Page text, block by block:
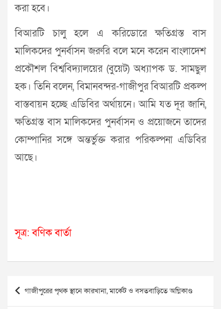
করা হবে।
বিআরটি চালু হলে এ করিডোরে ক্ষতিগ্রস্ত বাস
মালিকদের পুনর্বাসন জরুরি বলে মনে করেন বাংলাদেশ
প্রকৌশল বিশ্ববিদ্যালয়ের (বুয়েট) অধ্যাপক ড. সামছুল
হক। তিনি বলেন, বিমানবন্দর-গাজীপুর বিআরটি প্রকল্প
বাস্তবায়ন হচ্ছে এডিবির অর্থায়নে। আমি যত দূর জানি,
ক্ষতিগ্রস্ত বাস মালিকদের পুনর্বাসন ও প্রয়োজনে তাদের
কোম্পানির সঙ্গে অন্তর্ভুক্ত করার পরিকল্পনা এডিবির
আছে।
সূত্র: বণিক বার্তা
Post
navigation
গাজীপুরের পৃথক স্থানে কারখানা, মার্কেট ও বসতবাড়িতে অগ্নিকাণ্ড